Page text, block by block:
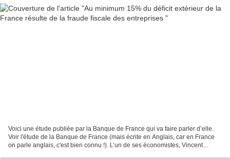
Voici une étude publiée par la Banque de France qui va faire parler d’elle.
Voir l'étude de la Banque de France (mais écrite en Anglais, car en France
on parle anglais, c'est bien connu !). L’un de ses économistes, Vincent